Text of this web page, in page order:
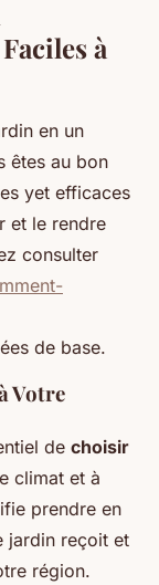
à
en un
êtes au bon
yet efficaces
et le rendre
consulter
de base.
Votre
de choisir
climat et à
prendre en
jardin reçoit et
région.